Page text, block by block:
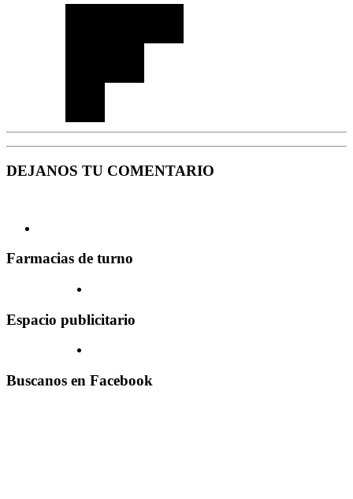
DEJANOS TU COMENTARIO
Farmacias de turno
Espacio publicitario
Buscanos en Facebook